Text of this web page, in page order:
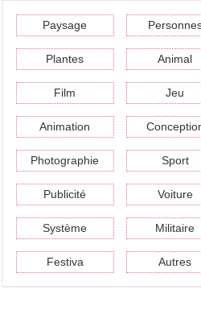
Paysage
Plantes Animal
Film Jeu
Animation
Photographie Sport
Publicité Voiture
Système Militaire
Festiva Autres